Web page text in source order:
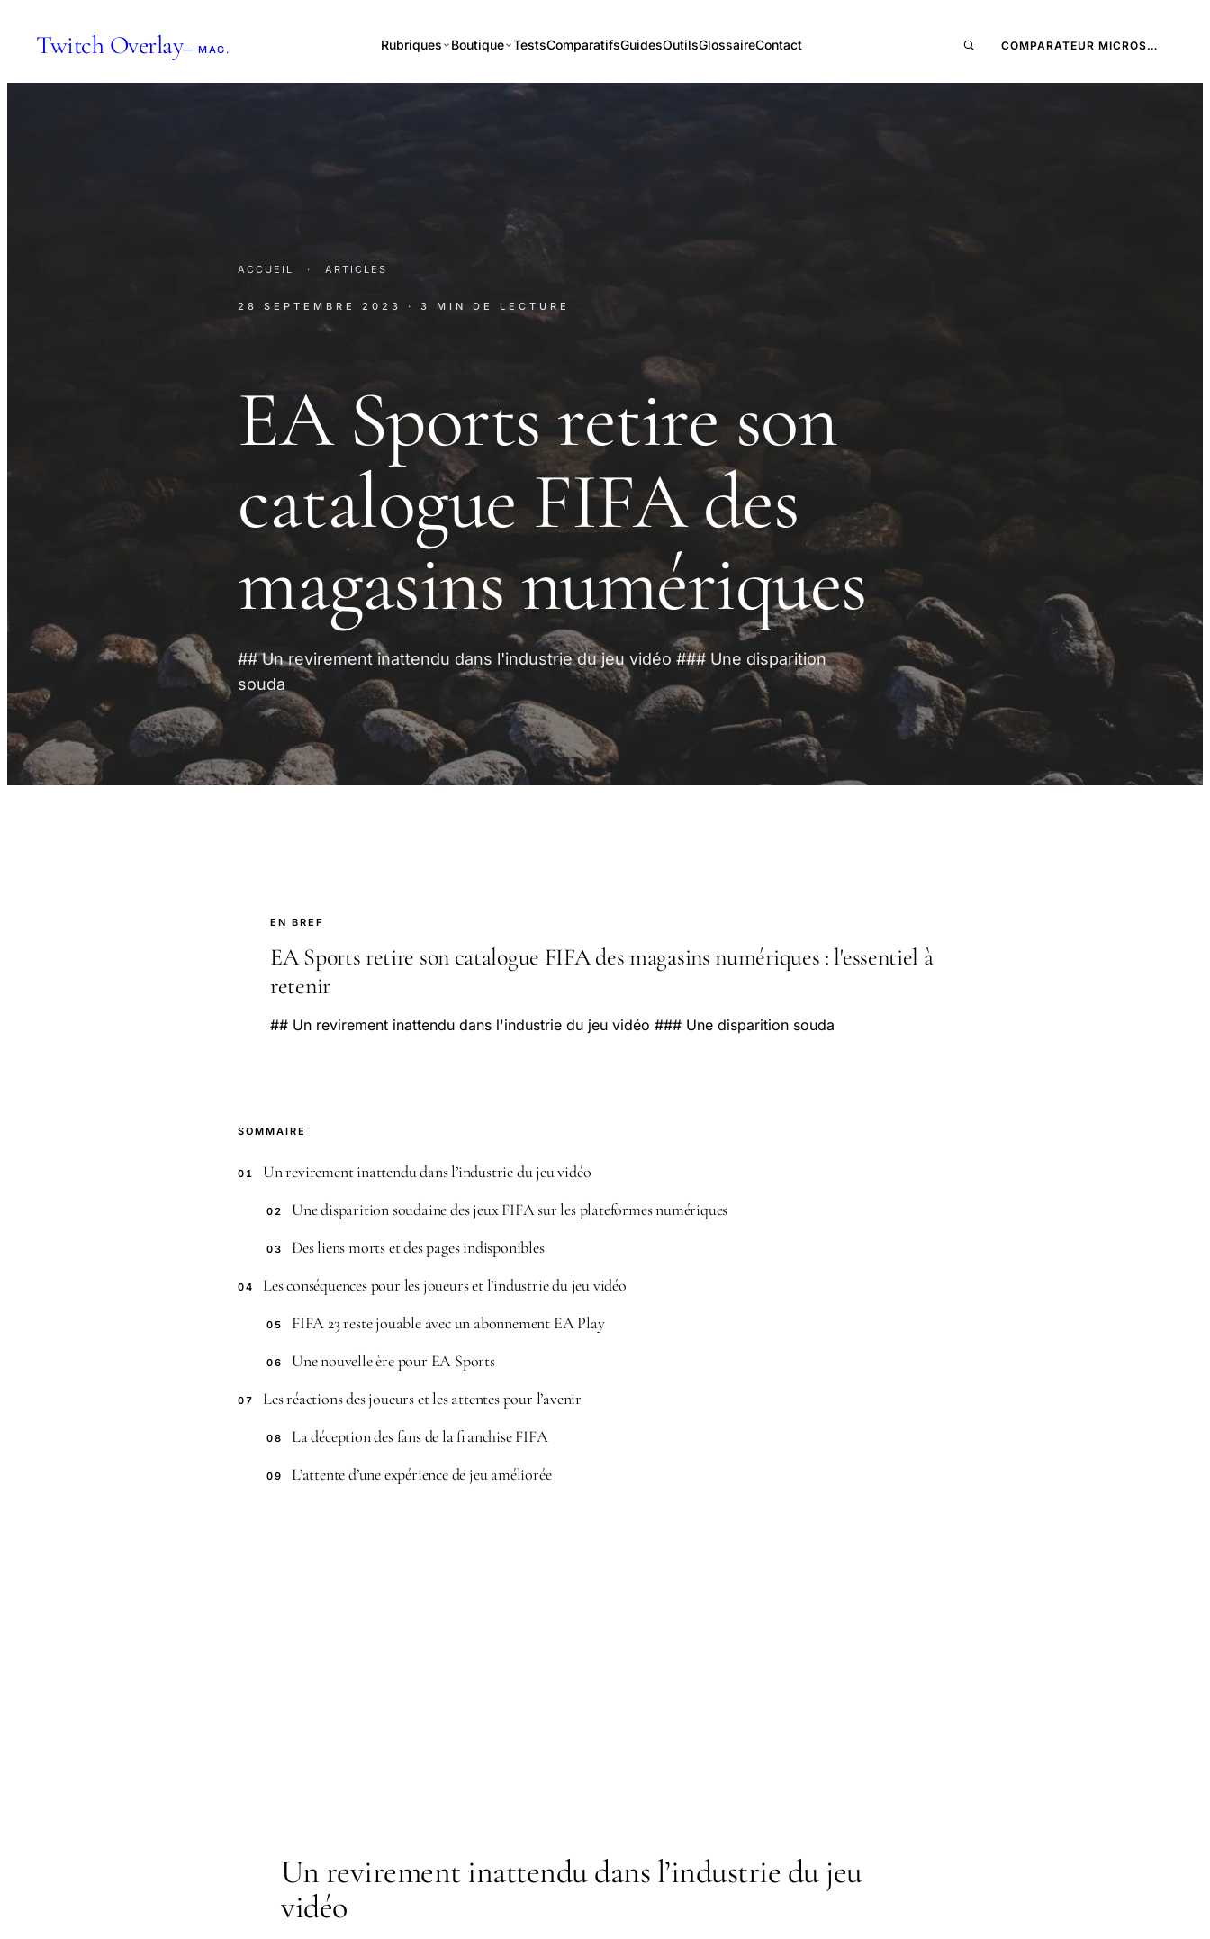
Twitch Overlay— MAG. Rubriques Boutique TestsComparatifsGuidesOutilsGlossaireContact COMPARATEUR MICROS…
ACCUEIL · ARTICLES
28 SEPTEMBRE 2023 · 3 MIN DE LECTURE
EA Sports retire son
catalogue FIFA des
magasins numériques
## Un revirement inattendu dans l'industrie du jeu vidéo ### Une disparition
souda
EN BREF
EA Sports retire son catalogue FIFA des magasins numériques : l'essentiel à
retenir
## Un revirement inattendu dans l'industrie du jeu vidéo ### Une disparition souda
SOMMAIRE
01 Un revirement inattendu dans l’industrie du jeu vidéo
02 Une disparition soudaine des jeux FIFA sur les plateformes numériques
03 Des liens morts et des pages indisponibles
04 Les conséquences pour les joueurs et l’industrie du jeu vidéo
05 FIFA 23 reste jouable avec un abonnement EA Play
06 Une nouvelle ère pour EA Sports
07 Les réactions des joueurs et les attentes pour l’avenir
08 La déception des fans de la franchise FIFA
09 L’attente d’une expérience de jeu améliorée
Un revirement inattendu dans l’industrie du jeu
vidéo